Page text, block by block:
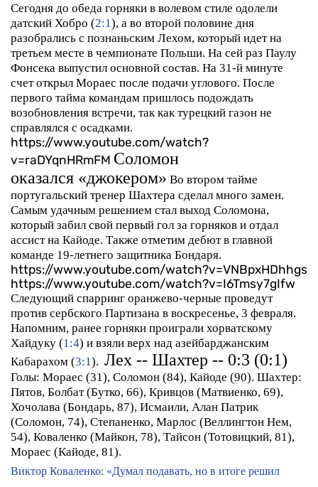
Сегодня до обеда горняки в волевом стиле одолели
датский Хобро (2:1), а во второй половине дня
разобрались с познаньским Лехом, который идет на
третьем месте в чемпионате Польши. На сей раз Паулу
Фонсека выпустил основной состав. На 31-й минуте
счет открыл Мораес после подачи углового. После
первого тайма командам пришлось подождать
возобновления встречи, так как турецкий газон не
справлялся с осадками.
https://www.youtube.com/watch?
v=raDYqnHRmFM Соломон
оказался «джокером» Во втором тайме
португальский тренер Шахтера сделал много замен.
Самым удачным решением стал выход Соломона,
который забил свой первый гол за горняков и отдал
ассист на Кайоде. Также отметим дебют в главной
команде 19-летнего защитника Бондаря.
https://www.youtube.com/watch?v=VNBpxHDhhgs
https://www.youtube.com/watch?v=I6Tmsy7gIfw
Следующий спарринг оранжево-черные проведут
против сербского Партизана в воскресенье, 3 февраля.
Напомним, ранее горняки проиграли хорватскому
Хайдуку (1:4) и взяли верх над азейбарджанским
Кабарахом (3:1). Лех -- Шахтер -- 0:3 (0:1)
Голы: Мораес (31), Соломон (84), Кайоде (90). Шахтер:
Пятов, Болбат (Бутко, 66), Кривцов (Матвиенко, 69),
Хочолава (Бондарь, 87), Исмаили, Алан Патрик
(Соломон, 74), Степаненко, Марлос (Веллингтон Нем,
54), Коваленко (Майкон, 78), Тайсон (Тотовицкий, 81),
Мораес (Кайоде, 81).
Виктор Коваленко: «Думал подавать, но в итоге решил